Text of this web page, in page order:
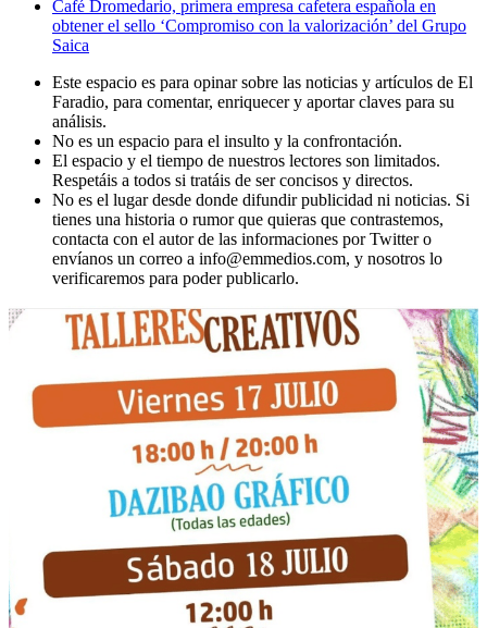
Café Dromedario, primera empresa cafetera española en
obtener el sello ‘Compromiso con la valorización’ del Grupo
Saica
Este espacio es para opinar sobre las noticias y artículos de El
Faradio, para comentar, enriquecer y aportar claves para su
análisis.
No es un espacio para el insulto y la confrontación.
El espacio y el tiempo de nuestros lectores son limitados.
Respetáis a todos si tratáis de ser concisos y directos.
No es el lugar desde donde difundir publicidad ni noticias. Si
tienes una historia o rumor que quieras que contrastemos,
contacta con el autor de las informaciones por Twitter o
envíanos un correo a info@emmedios.com, y nosotros lo
verificaremos para poder publicarlo.